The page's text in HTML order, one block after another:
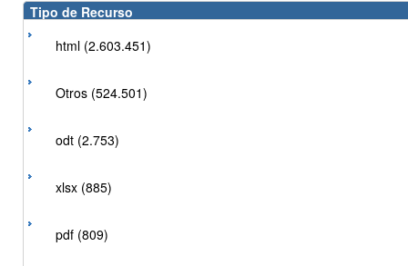
Tipo de Recurso
html (2.603.451)
Otros (524.501)
odt (2.753)
xlsx (885)
pdf (809)